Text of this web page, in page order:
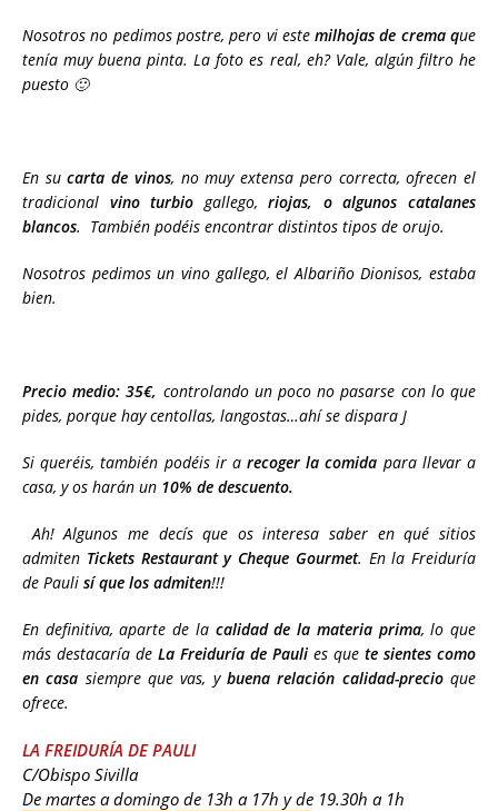
Nosotros no pedimos postre, pero vi estemilhojas de crema que
tenía muy buena pinta. La foto es real, eh? Vale, algún filtro he
puesto 🙂
En sucarta de vinos, no muy extensa pero correcta, ofrecen el
tradicional vino turbio gallego,riojas, o algunos catalanes
blancos. También podéis encontrar distintos tipos de orujo.
Nosotros pedimos un vino gallego, el Albariño Dionisos, estaba
bien.
Precio medio: 35€, controlando un poco no pasarse con lo que
pides, porque hay centollas, langostas…ahí se dispara J
Si queréis, también podéis ir arecoger la comida para llevar a
casa, y os harán un 10% de descuento.
Ah! Algunos me decís que os interesa saber en qué sitios
admiten Tickets Restaurant y Cheque Gourmet. En la Freiduría
de Pauli sí que los admiten!!!
En definitiva, aparte de la calidad de la materia prima, lo que
más destacaría de La Freiduría de Pauli es que te sientes como
en casa siempre que vas, ybuena relación calidad-precioque
ofrece.
LA FREIDURÍA DE PAULI
C/Obispo Sivilla
De martes a domingo de 13h a 17h y de 19.30h a 1h